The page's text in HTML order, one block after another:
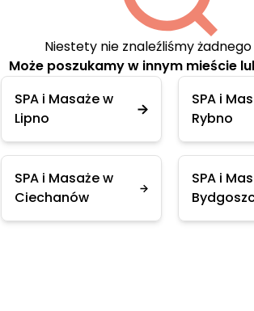
Niestety nie znaleźliśmy
Może poszukamy w innym mieście
SPA i Masaże w
Lipno
SPA i
Rybno
SPA i Masaże w
Ciechanów
SPA i